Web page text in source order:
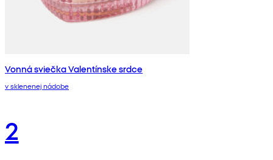
Vonná sviečka Valentínske srdce
v sklenenej nádobe
2